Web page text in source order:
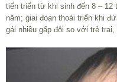
tiến triển từ khi sinh đến 8 – 12
năm; giai đoạn thoái triển khi
gái nhiều gấp đôi so với trẻ